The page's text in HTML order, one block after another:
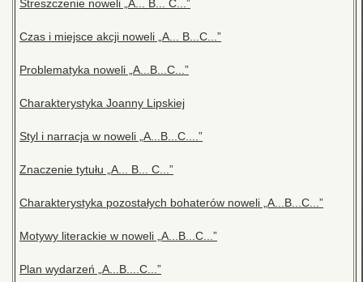
Streszczenie noweli „A... B... C...”
Czas i miejsce akcji noweli „A... B...C...”
Problematyka noweli „A...B...C...”
Charakterystyka Joanny Lipskiej
Styl i narracja w noweli „A...B...C....”
Znaczenie tytułu „A... B... C...”
Charakterystyka pozostałych bohaterów noweli „A...B...C...”
Motywy literackie w noweli „A...B...C...”
Plan wydarzeń „A...B....C...”